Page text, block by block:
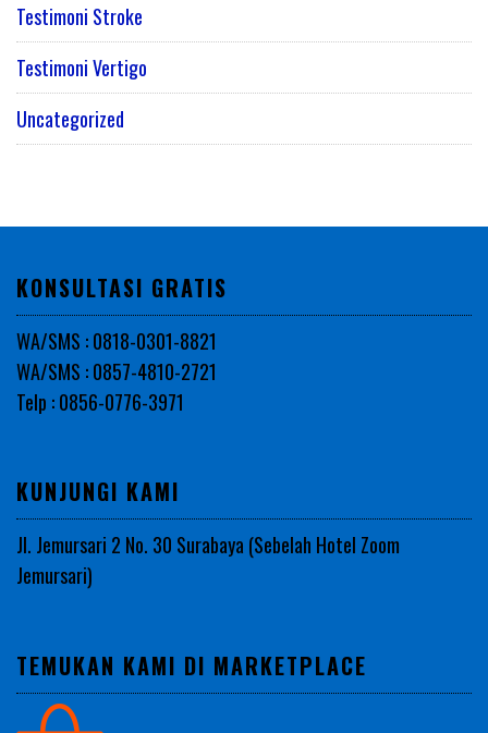
Testimoni Stroke
Testimoni Vertigo
Uncategorized
KONSULTASI GRATIS
WA/SMS : 0818-0301-8821
WA/SMS : 0857-4810-2721
Telp : 0856-0776-3971
KUNJUNGI KAMI
Jl. Jemursari 2 No. 30 Surabaya (Sebelah Hotel Zoom
Jemursari)
TEMUKAN KAMI DI MARKETPLACE